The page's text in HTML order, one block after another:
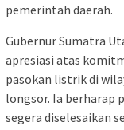
pemerintah daerah.
Gubernur Sumatra
apresiasi atas
pasokan listrik di
longsor. Ia berharap
segera diselesaikan